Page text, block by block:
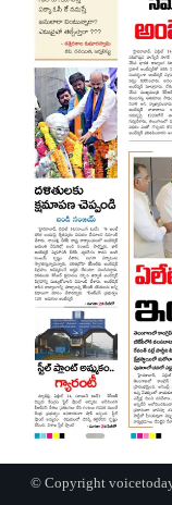
© Copyright